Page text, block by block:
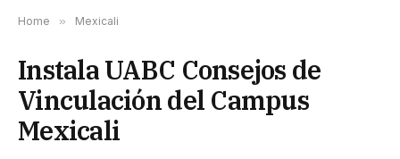
Home » Mexicali
Instala UABC Consejos de
Vinculación del Campus
Mexicali